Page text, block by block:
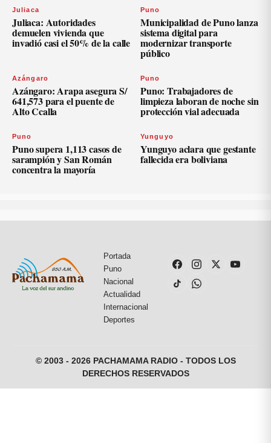
Juliaca
Juliaca: Autoridades
demuelen vivienda que
invadió casi el 50% de la calle
Puno
Municipalidad de Puno lanza
sistema digital para
modernizar transporte
público
Azángaro
Azángaro: Arapa asegura S/
641,573 para el puente de
Alto Ccalla
Puno
Puno: Trabajadores de
limpieza laboran de noche sin
protección vial adecuada
Puno
Puno supera 1,113 casos de
sarampión y San Román
concentra la mayoría
Yunguyo
Yunguyo aclara que gestante
fallecida era boliviana
Portada
Puno
Nacional
Actualidad
Internacional
Deportes
© 2003 - 2026 PACHAMAMA RADIO - TODOS LOS
DERECHOS RESERVADOS